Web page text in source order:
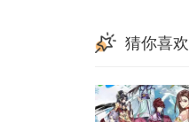
猜你喜欢